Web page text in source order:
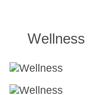
Babynahrung
KINDER
Wellness